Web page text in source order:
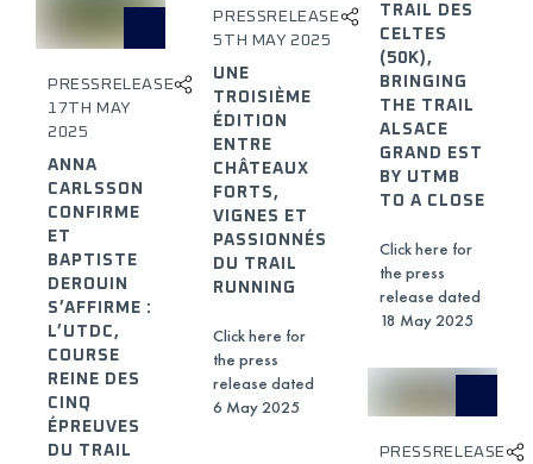
PRESSRELEASE
17TH MAY
2025
ANNA
CARLSSON
CONFIRME
ET
BAPTISTE
DEROUIN
S’AFFIRME :
L’UTDC,
COURSE
REINE DES
CINQ
ÉPREUVES
DU TRAIL
PRESSRELEASE
5TH MAY 2025
UNE
TROISIÈME
ÉDITION
ENTRE
CHÂTEAUX
FORTS,
VIGNES ET
PASSIONNÉS
DU TRAIL
RUNNING
Click here for
the press
release dated
6 May 2025
TRAIL DES
CELTES
(50K),
BRINGING
THE TRAIL
ALSACE
GRAND EST
BY UTMB
TO A CLOSE
Click here for
the press
release dated
18 May 2025
PRESSRELEASE